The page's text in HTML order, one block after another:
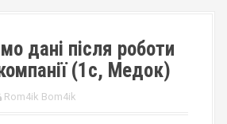
дані після роботи
(1с, Медок)
Rom4ik Bom4ik